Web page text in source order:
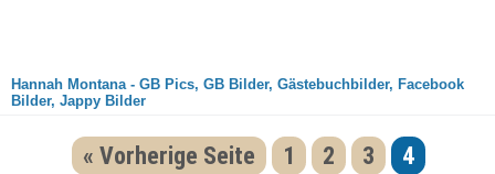
Hannah Montana - GB Pics, GB Bilder, Gästebuchbilder, Facebook
Bilder, Jappy Bilder
« Vorherige Seite 1 2 3 4